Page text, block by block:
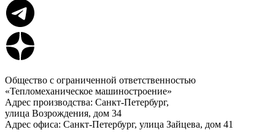
Общество с ограниченной ответственностью
«Тепломеханическое машиностроение»
Адрес производства: Санкт-Петербург,
улица Возрождения, дом 34
Адрес офиса: Санкт-Петербург, улица Зайцева, дом 41